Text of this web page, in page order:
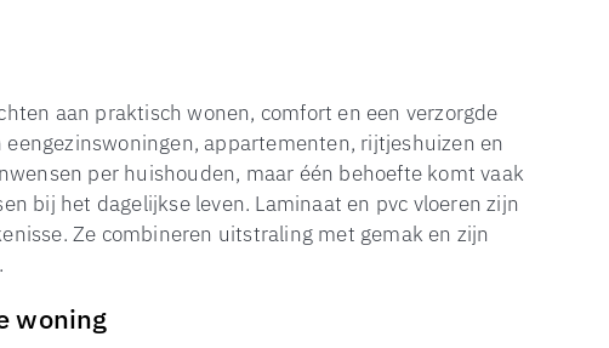
aan praktisch wonen, comfort en een verzorgde
appartementen, rijtjeshuizen en
per huishouden, maar één behoefte komt vaak
bij het dagelijkse leven. Laminaat en pvc vloeren zijn
Ze combineren uitstraling met gemak en zijn
woning